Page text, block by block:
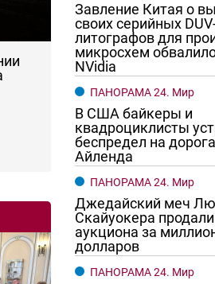
Завление Китая о
своих серийных
литографов для
микросхем
NVidia
ПАНОРАМА 24. Мир
В США байкеры и
квадроциклисты
беспредел на
Айленда
ПАНОРАМА 24. Мир
Джедайский меч
Скайуокера
аукциона за
долларов
ПАНОРАМА 24. Мир